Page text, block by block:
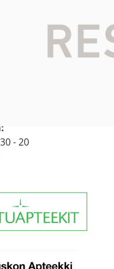
9. Ruskon Apteekki
- 20